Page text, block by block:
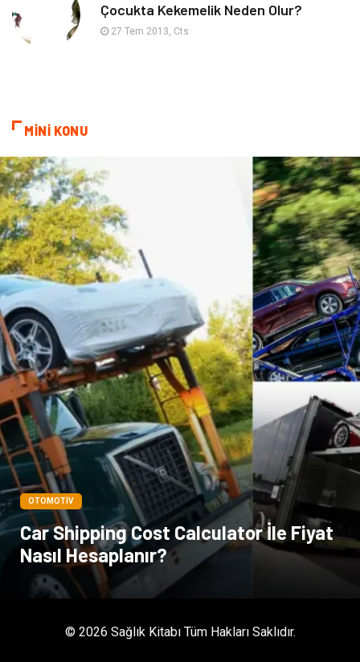
Bakım
Sağlık Haberleri
Spor Malzemeleri Hediyelik Eşya
Kültür Acil ve İlkyardım
Çocukta Kekemelik Neden Olur?
27 Tem 2013, Cts
MİNİ KONU
OTOMOTIV
Car Shipping Cost Calculator İle Fiyat
Nasıl Hesaplanır?
© 2026 Sağlık Kitabı Tüm Hakları Saklıdır.